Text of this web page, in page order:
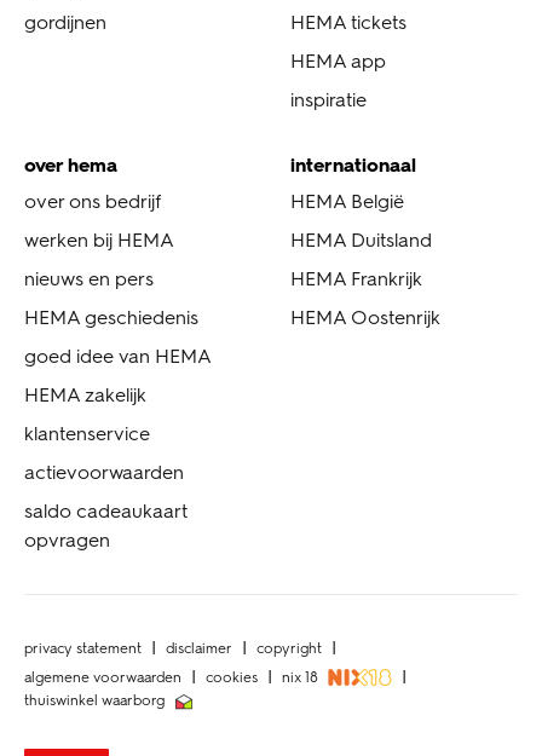
gordijnen
HEMA tickets
HEMA app
inspiratie
over hema
over ons bedrijf
werken bij HEMA
nieuws en pers
HEMA geschiedenis
goed idee van HEMA
HEMA zakelijk
klantenservice
actievoorwaarden
saldo cadeaukaart
opvragen
internationaal
HEMA België
HEMA Duitsland
HEMA Frankrijk
HEMA Oostenrijk
privacy statement disclaimer
copyright
algemene voorwaarden
cookies
nix 18
thuiswinkel waarborg